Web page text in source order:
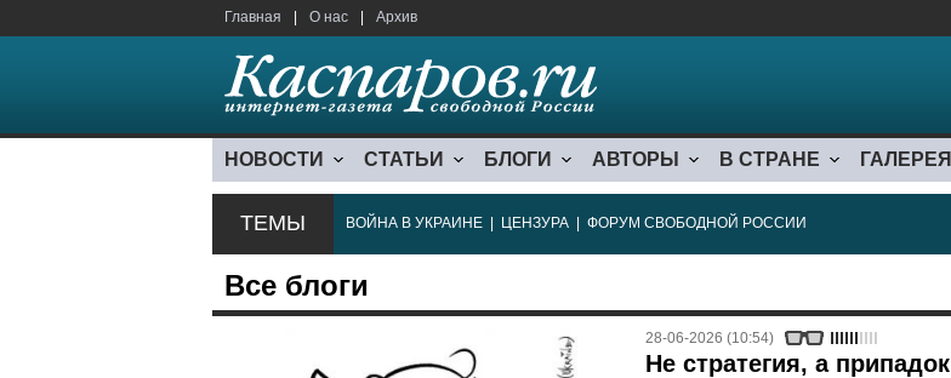
Главная О нас Архив
НОВОСТИ СТАТЬИ БЛОГИ АВТОРЫ В СТРАНЕ ГАЛЕРЕЯ
ТЕМЫ ВОЙНА В УКРАИНЕ ЦЕНЗУРА ФОРУМ СВОБОДНОЙ РОССИИ
Все блоги
28-06-2026 (10:54)
Не стратегия, а припадок